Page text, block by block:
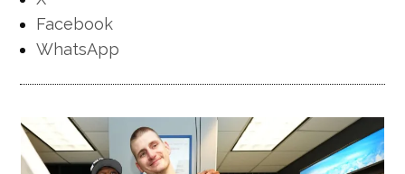
Facebook
WhatsApp